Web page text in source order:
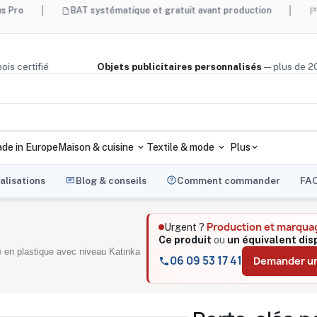
BAT systématique et gratuit avant production Made in
bois certifié Objets publicitaires personnalisés —
in EuropeMaison & cuisine Textile & mode Plus
Blog & conseils Comment commander
en plastique avec niveau Katinka
Urgent ? Production et
Ce produit ou un équivalent
06 09 53 17 41 Demander